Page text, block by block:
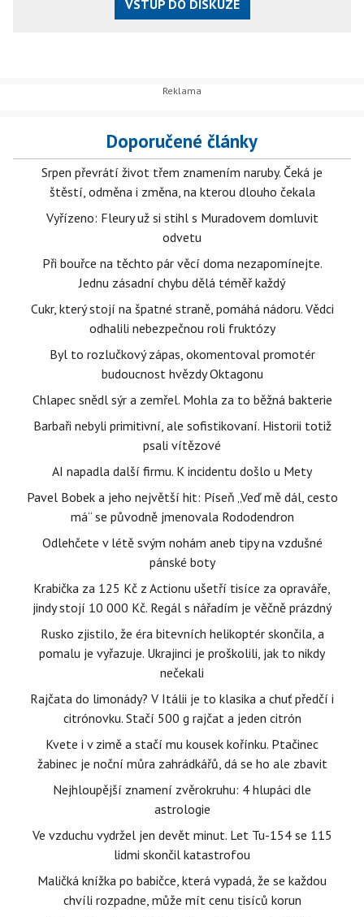
VSTUP DO DISKUZE
Doporučené články
Srpen převrátí život třem znamením naruby. Čeká je
štěstí, odměna i změna, na kterou dlouho čekala
Vyřízeno: Fleury už si stihl s Muradovem domluvit
odvetu
Při bouřce na těchto pár věcí doma nezapomínejte.
Jednu zásadní chybu dělá téměř každý
Cukr, který stojí na špatné straně, pomáhá nádoru. Vědci
odhalili nebezpečnou roli fruktózy
Byl to rozlučkový zápas, okomentoval promotér
budoucnost hvězdy Oktagonu
Chlapec snědl sýr a zemřel. Mohla za to běžná bakterie
Barbaři nebyli primitivní, ale sofistikovaní. Historii totiž
psali vítězové
AI napadla další firmu. K incidentu došlo u Mety
Pavel Bobek a jeho největší hit: Píseň „Veď mě dál, cesto
má“ se původně jmenovala Rododendron
Odlehčete v létě svým nohám aneb tipy na vzdušné
pánské boty
Krabička za 125 Kč z Actionu ušetří tisíce za opraváře,
jindy stojí 10 000 Kč. Regál s nářadím je věčně prázdný
Rusko zjistilo, že éra bitevních helikoptér skončila, a
pomalu je vyřazuje. Ukrajinci je proškolili, jak to nikdy
nečekali
Rajčata do limonády? V Itálii je to klasika a chuť předčí i
citrónovku. Stačí 500 g rajčat a jeden citrón
Kvete i v zimě a stačí mu kousek kořínku. Ptačinec
žabinec je noční můra zahrádkářů, dá se ho ale zbavit
Nejhloupější znamení zvěrokruhu: 4 hlupáci dle
astrologie
Ve vzduchu vydržel jen devět minut. Let Tu-154 se 115
lidmi skončil katastrofou
Maličká knížka po babičce, která vypadá, že se každou
chvíli rozpadne, může mít cenu tisíců korun